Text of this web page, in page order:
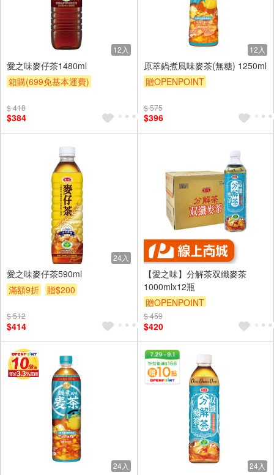
12入
愛之味麥仔茶1480ml
箱購(699免基本運費)
$ 418
$384
12入
原萃鍋煮風味麥茶(無糖) 1250ml
贈OPENPOINT
滿額9折
$ 575
$396
24入
愛之味麥仔茶590ml
滿額9折
贈$200
$ 512
$414
【愛之味】分解茶双纖麥茶
1000mlx12瓶
贈OPENPOINT
$ 459
$420
24入 24入